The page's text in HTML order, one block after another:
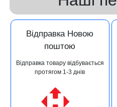
Відправка Новою
поштою
Відправка товару відбувається
протягом 1-3 днів